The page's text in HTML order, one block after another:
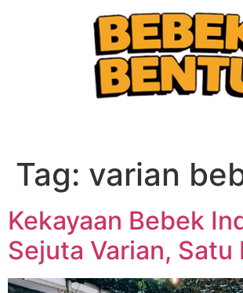
Tag: varian
Kekayaan Bebek
Sejuta Varian, Satu